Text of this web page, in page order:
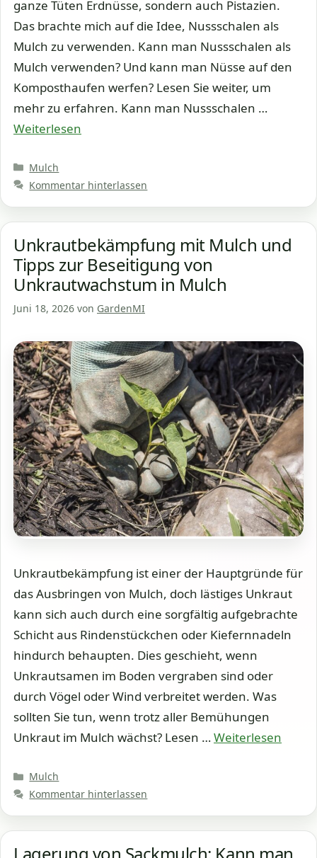
ganze Tüten Erdnüsse, sondern auch Pistazien.
Das brachte mich auf die Idee, Nussschalen als
Mulch zu verwenden. Kann man Nussschalen als
Mulch verwenden? Und kann man Nüsse auf den
Komposthaufen werfen? Lesen Sie weiter, um
mehr zu erfahren. Kann man Nussschalen …
Weiterlesen
Kategorien
Mulch
Kommentar hinterlassen
Unkrautbekämpfung mit Mulch und
Tipps zur Beseitigung von
Unkrautwachstum in Mulch
Juni 18, 2026 von GardenMI
Unkrautbekämpfung ist einer der Hauptgründe für
das Ausbringen von Mulch, doch lästiges Unkraut
kann sich auch durch eine sorgfältig aufgebrachte
Schicht aus Rindenstückchen oder Kiefernnadeln
hindurch behaupten. Dies geschieht, wenn
Unkrautsamen im Boden vergraben sind oder
durch Vögel oder Wind verbreitet werden. Was
sollten Sie tun, wenn trotz aller Bemühungen
Unkraut im Mulch wächst? Lesen …Weiterlesen
Kategorien
Mulch
Kommentar hinterlassen
Lagerung von Sackmulch: Kann man